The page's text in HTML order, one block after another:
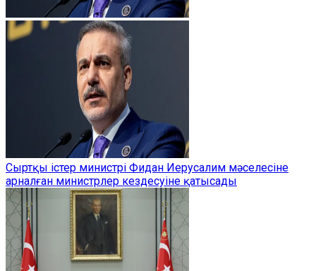
Сыртқы істер министрі Фидан Иерусалим мәселесіне
арналған министрлер кездесуіне қатысады